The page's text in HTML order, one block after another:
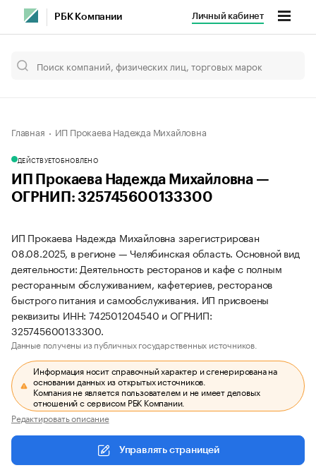
РБК Компании Личный кабинет
Главная ИП Прокаева Надежда Михайловна
ДЕЙСТВУЕТОБНОВЛЕНО
ИП Прокаева Надежда Михайловна —
ОГРНИП: 325745600133300
ИП Прокаева Надежда Михайловна зарегистрирован
08.08.2025, в регионе — Челябинская область. Основной вид
деятельности: Деятельность ресторанов и кафе с полным
ресторанным обслуживанием, кафетериев, ресторанов
быстрого питания и самообслуживания. ИП присвоены
реквизиты ИНН: 742501204540 и ОГРНИП:
325745600133300.
Данные получены из публичных государственных источников.
Информация носит справочный характер и сгенерирована на
основании данных из открытых источников.
Компания не является пользователем и не имеет деловых
отношений с сервисом РБК Компании.
Редактировать описание
Управлять страницей